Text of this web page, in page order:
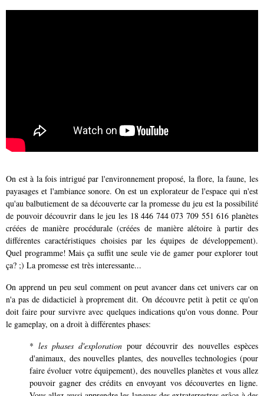
On est à la fois intrigué par l'environnement proposé, la flore, la faune, les
payasages et l'ambiance sonore. On est un explorateur de l'espace qui n'est
qu'au balbutiement de sa découverte car la promesse du jeu est la possibilité
de pouvoir découvrir dans le jeu les 18 446 744 073 709 551 616 planètes
créées de manière procédurale (créées de manière alétoire à partir des
différentes caractéristiques choisies par les équipes de développement).
Quel programme! Mais ça suffit une seule vie de gamer pour explorer tout
ça? ;) La promesse est très interessante...
On apprend un peu seul comment on peut avancer dans cet univers car on
n'a pas de didacticiel à proprement dit. On découvre petit à petit ce qu'on
doit faire pour survivre avec quelques indications qu'on vous donne. Pour
le gameplay, on a droit à différentes phases:
* les phases d'explorationpour découvrir des nouvelles espèces
d'animaux, des nouvelles plantes, des nouvelles technologies (pour
faire évoluer votre équipement), des nouvelles planètes et vous allez
pouvoir gagner des crédits en envoyant vos découvertes en ligne.